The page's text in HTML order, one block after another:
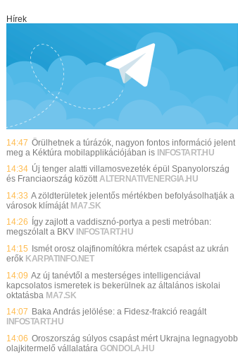
Hírek
14:47 Örülhetnek a túrázók, nagyon fontos információ jelent
meg a Kéktúra mobilapplikációjában is INFOSTART.HU
14:34 Új tenger alatti villamosvezeték épül Spanyolország
és Franciaország között ALTERNATIVENERGIA.HU
14:33 A zöldterületek jelentős mértékben befolyásolhatják a
városok klímáját MA7.SK
14:26
Így zajlott a vaddisznó-portya a pesti metróban:
megszólalt a BKV INFOSTART.HU
14:15
Ismét orosz olajfinomítókra mértek csapást az ukrán
erők KARPATINFO.NET
14:09 Az új tanévtől a mesterséges intelligenciával
kapcsolatos ismeretek is bekerülnek az általános iskolai
oktatásba MA7.SK
14:07 Baka András jelölése: a Fidesz-frakció reagált
INFOSTART.HU
14:06 Oroszország súlyos csapást mért Ukrajna legnagyobb
olajkitermelő vállalatára GONDOLA.HU